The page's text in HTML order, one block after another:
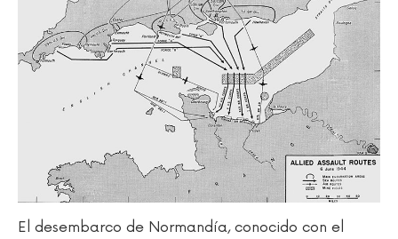
El desembarco de Normandía, conocido con el